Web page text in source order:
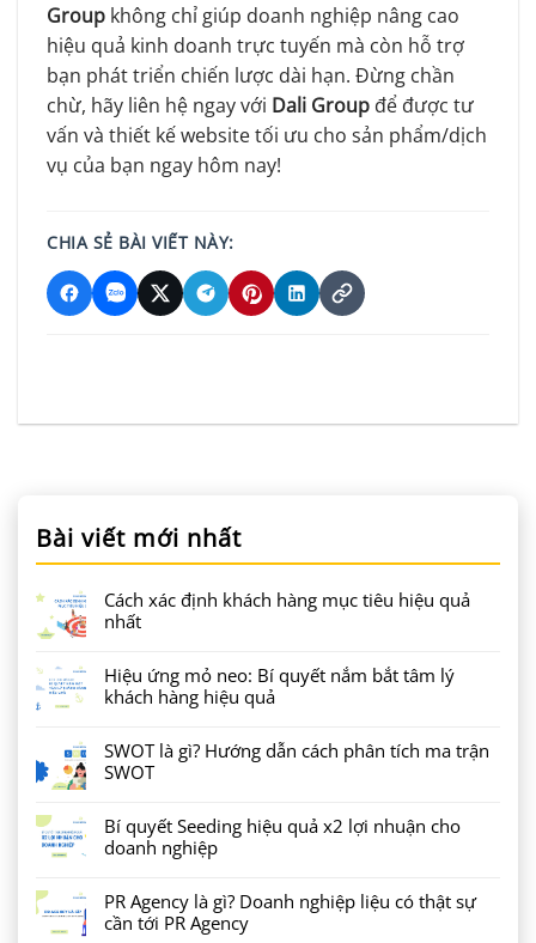
Group không chỉ giúp doanh nghiệp nâng cao
hiệu quả kinh doanh trực tuyến mà còn hỗ trợ
bạn phát triển chiến lược dài hạn. Đừng chần
chừ, hãy liên hệ ngay với Dali Group để được tư
vấn và thiết kế website tối ưu cho sản phẩm/dịch
vụ của bạn ngay hôm nay!
CHIA SẺ BÀI VIẾT NÀY:
Bài viết mới nhất
Cách xác định khách hàng mục tiêu hiệu quả
nhất
Hiệu ứng mỏ neo: Bí quyết nắm bắt tâm lý
khách hàng hiệu quả
SWOT là gì? Hướng dẫn cách phân tích ma trận
SWOT
Bí quyết Seeding hiệu quả x2 lợi nhuận cho
doanh nghiệp
PR Agency là gì? Doanh nghiệp liệu có thật sự
cần tới PR Agency